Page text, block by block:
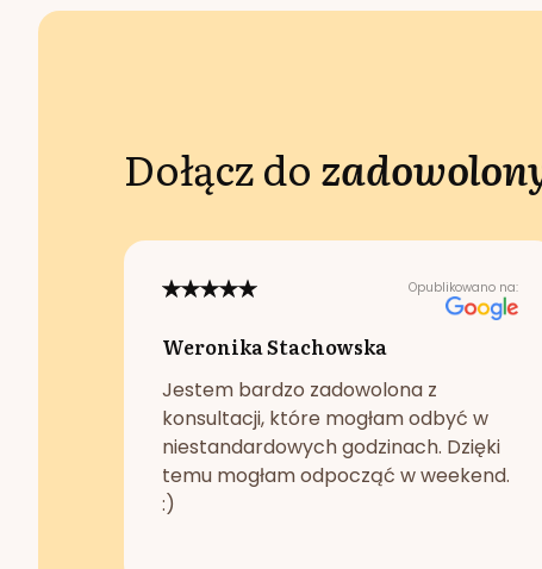
Dołącz do
Opublikowano na:
Weronika Stachowska
Jestem bardzo zadowolona z
konsultacji, które mogłam odbyć w
niestandardowych godzinach. Dzięki
temu mogłam odpocząć w weekend.
:)